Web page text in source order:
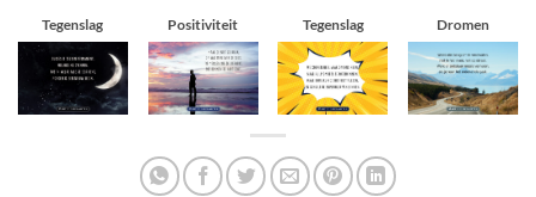
Tegenslag Positiviteit Tegenslag Dromen